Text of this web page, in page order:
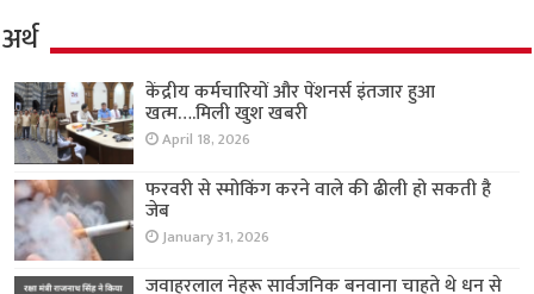
अर्थ
केंद्रीय कर्मचारियों और पेंशनर्स इंतजार हुआ
खत्म….मिली खुश खबरी
April 18, 2026
फरवरी से स्मोकिंग करने वाले की ढीली हो सकती है
जेब
January 31, 2026
जवाहरलाल नेहरू सार्वजनिक बनवाना चाहते थे धन से